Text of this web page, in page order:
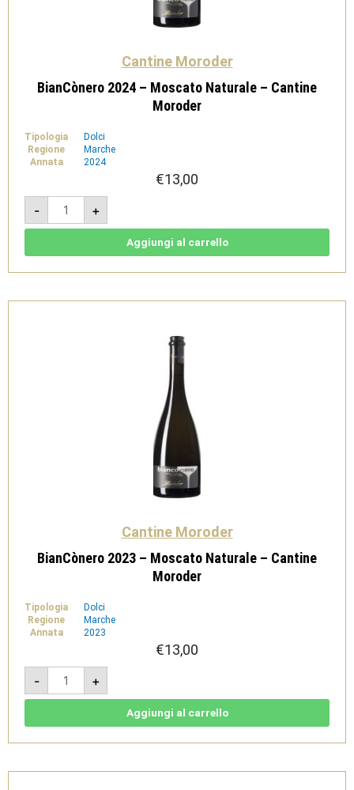
Cantine Moroder
BianCònero 2024 – Moscato Naturale – Cantine
Moroder
Tipologia
Dolci
Regione
Marche
Annata
2024
€13,00
-
BianCònero
2024
-
Moscato
Moroder
+
Aggiungi al carrello
Cantine Moroder
BianCònero 2023 – Moscato Naturale – Cantine
Moroder
Tipologia
Dolci
Regione
Marche
Annata
2023
€13,00
-
BianCònero
2023
-
Moscato
Moroder
+
Aggiungi al carrello